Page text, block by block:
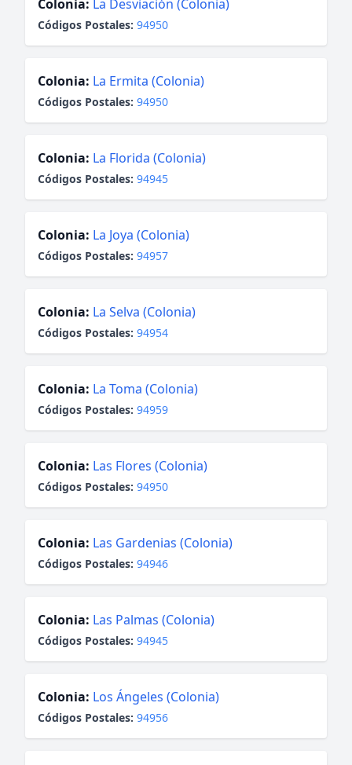
Colonia: La Desviación (Colonia)
Códigos Postales: 94950
Colonia: La Ermita (Colonia)
Códigos Postales: 94950
Colonia: La Florida (Colonia)
Códigos Postales: 94945
Colonia: La Joya (Colonia)
Códigos Postales: 94957
Colonia: La Selva (Colonia)
Códigos Postales: 94954
Colonia: La Toma (Colonia)
Códigos Postales: 94959
Colonia: Las Flores (Colonia)
Códigos Postales: 94950
Colonia: Las Gardenias (Colonia)
Códigos Postales: 94946
Colonia: Las Palmas (Colonia)
Códigos Postales: 94945
Colonia: Los Ángeles (Colonia)
Códigos Postales: 94956